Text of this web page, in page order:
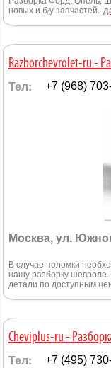
новых и б/у запчастей.
Razborchevrolet-ru -
Тел: +7 (968)
Москва, ул.
В случае поломки
нашу разборку
детали по доступным
Cheviplus-ru -
Тел: +7 (495)